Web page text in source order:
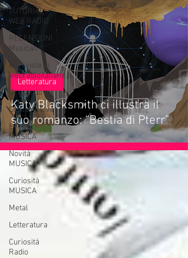
TUTORIAL
WEB RADIO
RECENSIONI
Musicali
Interviste di
webradioitaliane.it
Oroscopo
Concerti Live
Eventi
MUSICA
Novità
MUSICA
Curiosità
MUSICA
Metal
Letteratura
Curiosità
Radio
Katy Blacksmith ci illustra il
suo romanzo: “Bestia di Pterr”
Letteratura